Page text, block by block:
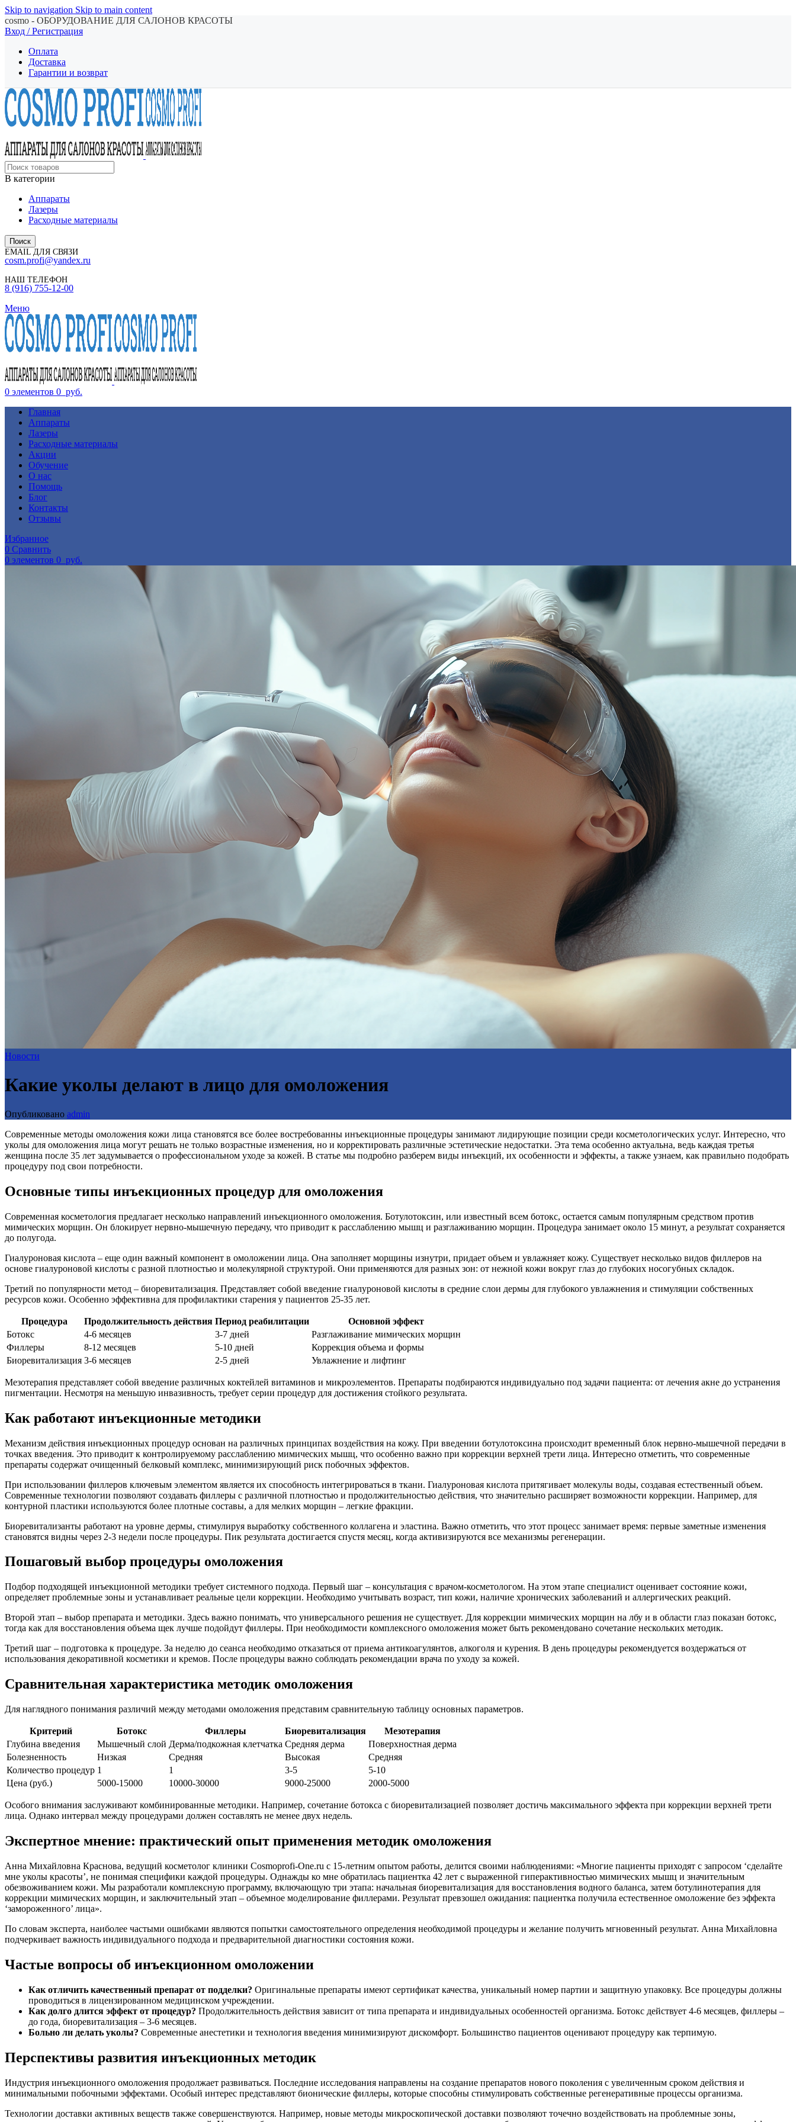
Skip to navigation Skip to main content
cosmo - ОБОРУДОВАНИЕ ДЛЯ САЛОНОВ КРАСОТЫ
Вход / Регистрация
Оплата
Доставка
Гарантии и возврат
В категории
Аппараты
Лазеры
Расходные материалы
Поиск
EMAIL ДЛЯ СВЯЗИ
cosm.profi@yandex.ru
НАШ ТЕЛЕФОН
8 (916) 755-12-00
Меню
0 элементов 0 руб.
Главная
Аппараты
Лазеры
Расходные материалы
Акции
Обучение
О нас
Помощь
Блог
Контакты
Отзывы
Избранное
0 Сравнить
0 элементов 0 руб.
Новости
Какие уколы делают в лицо для омоложения
Опубликовано admin
Современные методы омоложения кожи лица становятся все более востребованны инъекционные процедуры занимают лидирующие позиции среди косметологических услуг. Интересно, что
уколы для омоложения лица могут решать не только возрастные изменения, но и корректировать различные эстетические недостатки. Эта тема особенно актуальна, ведь каждая третья
женщина после 35 лет задумывается о профессиональном уходе за кожей. В статье мы подробно разберем виды инъекций, их особенности и эффекты, а также узнаем, как правильно подобрать
процедуру под свои потребности.
Основные типы инъекционных процедур для омоложения
Современная косметология предлагает несколько направлений инъекционного омоложения. Ботулотоксин, или известный всем ботокс, остается самым популярным средством против
мимических морщин. Он блокирует нервно-мышечную передачу, что приводит к расслаблению мышц и разглаживанию морщин. Процедура занимает около 15 минут, а результат сохраняется
до полугода.
Гиалуроновая кислота – еще один важный компонент в омоложении лица. Она заполняет морщины изнутри, придает объем и увлажняет кожу. Существует несколько видов филлеров на
основе гиалуроновой кислоты с разной плотностью и молекулярной структурой. Они применяются для разных зон: от нежной кожи вокруг глаз до глубоких носогубных складок.
Третий по популярности метод – биоревитализация. Представляет собой введение гиалуроновой кислоты в средние слои дермы для глубокого увлажнения и стимуляции собственных
ресурсов кожи. Особенно эффективна для профилактики старения у пациентов 25-35 лет.
Процедура Продолжительность действия Период реабилитации
Основной эффект
Ботокс
4-6 месяцев 3-7 дней
Разглаживание мимических морщин
Филлеры
8-12 месяцев 5-10 дней
Коррекция объема и формы
Биоревитализация 3-6 месяцев 2-5 дней Увлажнение и лифтинг
Мезотерапия представляет собой введение различных коктейлей витаминов и микроэлементов. Препараты подбираются индивидуально под задачи пациента: от лечения акне до устранения
пигментации. Несмотря на меньшую инвазивность, требует серии процедур для достижения стойкого результата.
Как работают инъекционные методики
Механизм действия инъекционных процедур основан на различных принципах воздействия на кожу. При введении ботулотоксина происходит временный блок нервно-мышечной передачи в
точках введения. Это приводит к контролируемому расслаблению мимических мышц, что особенно важно при коррекции верхней трети лица. Интересно отметить, что современные
препараты содержат очищенный белковый комплекс, минимизирующий риск побочных эффектов.
При использовании филлеров ключевым элементом является их способность интегрироваться в ткани. Гиалуроновая кислота притягивает молекулы воды, создавая естественный объем.
Современные технологии позволяют создавать филлеры с различной плотностью и продолжительностью действия, что значительно расширяет возможности коррекции. Например, для
контурной пластики используются более плотные составы, а для мелких морщин – легкие фракции.
Биоревитализанты работают на уровне дермы, стимулируя выработку собственного коллагена и эластина. Важно отметить, что этот процесс занимает время: первые заметные изменения
становятся видны через 2-3 недели после процедуры. Пик результата достигается спустя месяц, когда активизируются все механизмы регенерации.
Пошаговый выбор процедуры омоложения
Подбор подходящей инъекционной методики требует системного подхода. Первый шаг – консультация с врачом-косметологом. На этом этапе специалист оценивает состояние кожи,
определяет проблемные зоны и устанавливает реальные цели коррекции. Необходимо учитывать возраст, тип кожи, наличие хронических заболеваний и аллергических реакций.
Второй этап – выбор препарата и методики. Здесь важно понимать, что универсального решения не существует. Для коррекции мимических морщин на лбу и в области глаз показан ботокс,
тогда как для восстановления объема щек лучше подойдут филлеры. При необходимости комплексного омоложения может быть рекомендовано сочетание нескольких методик.
Третий шаг – подготовка к процедуре. За неделю до сеанса необходимо отказаться от приема антикоагулянтов, алкоголя и курения. В день процедуры рекомендуется воздержаться от
использования декоративной косметики и кремов. После процедуры важно соблюдать рекомендации врача по уходу за кожей.
Сравнительная характеристика методик омоложения
Для наглядного понимания различий между методами омоложения представим сравнительную таблицу основных параметров.
Критерий Ботокс Филлеры Биоревитализация
Мезотерапия
Глубина введения
Мышечный слой Дерма/подкожная клетчатка Средняя дерма
Поверхностная дерма
Болезненность
Низкая Средняя Высокая
Средняя
Количество процедур 1 1 3-5
5-10
Цена (руб.)
5000-15000 10000-30000 9000-25000 2000-5000
Особого внимания заслуживают комбинированные методики. Например, сочетание ботокса с биоревитализацией позволяет достичь максимального эффекта при коррекции верхней трети
лица. Однако интервал между процедурами должен составлять не менее двух недель.
Экспертное мнение: практический опыт применения методик омоложения
Анна Михайловна Краснова, ведущий косметолог клиники Cosmoprofi-One.ru с 15-летним опытом работы, делится своими наблюдениями: «Многие пациенты приходят с запросом ‘сделайте
мне уколы красоты’, не понимая специфики каждой процедуры. Однажды ко мне обратилась пациентка 42 лет с выраженной гиперактивностью мимических мышц и значительным
обезвоживанием кожи. Мы разработали комплексную программу, включающую три этапа: начальная биоревитализация для восстановления водного баланса, затем ботулинотерапия для
коррекции мимических морщин, и заключительный этап – объемное моделирование филлерами. Результат превзошел ожидания: пациентка получила естественное омоложение без эффекта
‘замороженного’ лица».
По словам эксперта, наиболее частыми ошибками являются попытки самостоятельного определения необходимой процедуры и желание получить мгновенный результат. Анна Михайловна
подчеркивает важность индивидуального подхода и предварительной диагностики состояния кожи.
Частые вопросы об инъекционном омоложении
Как отличить качественный препарат от подделки? Оригинальные препараты имеют сертификат качества, уникальный номер партии и защитную упаковку. Все процедуры должны
проводиться в лицензированном медицинском учреждении.
Как долго длится эффект от процедур? Продолжительность действия зависит от типа препарата и индивидуальных особенностей организма. Ботокс действует 4-6 месяцев, филлеры –
до года, биоревитализация – 3-6 месяцев.
Больно ли делать уколы? Современные анестетики и технология введения минимизируют дискомфорт. Большинство пациентов оценивают процедуру как терпимую.
Перспективы развития инъекционных методик
Индустрия инъекционного омоложения продолжает развиваться. Последние исследования направлены на создание препаратов нового поколения с увеличенным сроком действия и
минимальными побочными эффектами. Особый интерес представляют бионические филлеры, которые способны стимулировать собственные регенеративные процессы организма.
Технологии доставки активных веществ также совершенствуются. Например, новые методы микроскопической доставки позволяют точечно воздействовать на проблемные зоны,